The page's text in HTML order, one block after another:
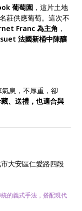
葡萄園 ，這片土地
莊供應葡萄。這次不
Franc 為主角 ，
法國新桶中陳釀
息，不厚重，卻
、送禮，也適合與
大安區仁愛路四段
的義式手法，搭配現代